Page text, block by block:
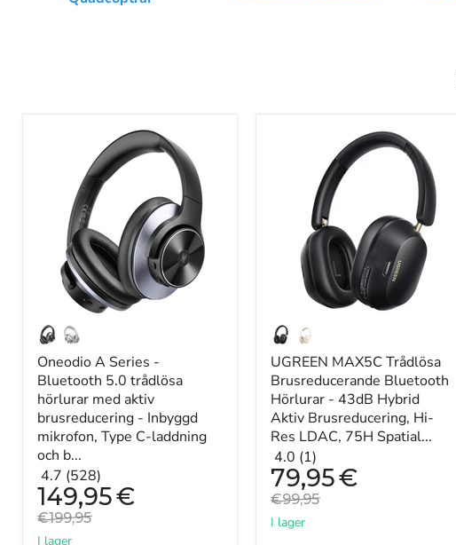
Bluetooth
trådlösa
hörlurar
med
aktiv
brusreducering
Inbyggd
mikrofon,
Type
C-
laddning
och
bärväska
-
Förlängd
2-
årsgaranti
ingår
Oneodio A Series -
Bluetooth 5.0 trådlösa
hörlurar med aktiv
brusreducering - Inbyggd
mikrofon, Type C-laddning
och b...
4.7 (528)
Nuvarande
pris
149,95€
Originalpris
€199,95
I lager
Brusreducerande
Bluetooth
Hörlurar
43dB
Hybrid
Aktiv
Brusreducering,
Res
LDAC,
75H
Spatial
Audio
Headset
Hörlurar
-
Idealisk
för
brusfri
och
långvarig
ljudupplevelse.
UGREEN MAX5C Trådlösa
Brusreducerande Bluetooth
Hörlurar - 43dB Hybrid
Aktiv Brusreducering, Hi-
Res LDAC, 75H Spatial...
4.0 (1)
Nuvarande
pris
79,95€
Originalpris
€99,95
I lager